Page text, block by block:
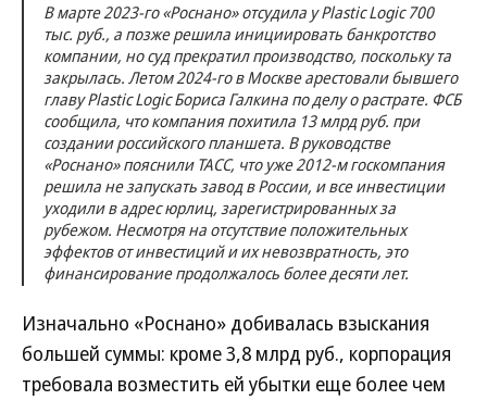
В марте 2023-го «Роснано» отсудила у Plastic Logic 700
тыс. руб., а позже решила инициировать банкротство
компании, но суд прекратил производство, поскольку та
закрылась. Летом 2024-го в Москве арестовали бывшего
главу Plastic Logic Бориса Галкина по делу о растрате. ФСБ
сообщила, что компания похитила 13 млрд руб. при
создании российского планшета. В руководстве
«Роснано» пояснили ТАСС, что уже 2012-м госкомпания
решила не запускать завод в России, и все инвестиции
уходили в адрес юрлиц, зарегистрированных за
рубежом. Несмотря на отсутствие положительных
эффектов от инвестиций и их невозвратность, это
финансирование продолжалось более десяти лет.
Изначально «Роснано» добивалась взыскания
большей суммы: кроме 3,8 млрд руб., корпорация
требовала возместить ей убытки еще более чем